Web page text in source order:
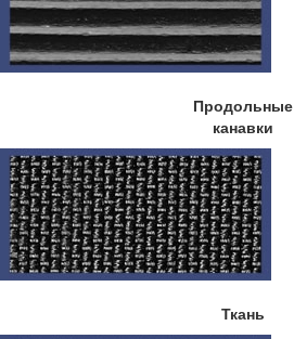
Продольные
канавки
Ткань